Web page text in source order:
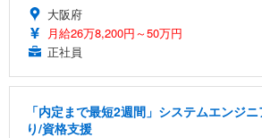
大阪府
月給26万8,200円～50万円
正社員
「内定まで最短2週間」システムエンジ
り/資格支援